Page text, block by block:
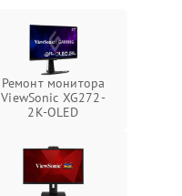
Ремонт монитора
ViewSonic XG272-
2K-OLED